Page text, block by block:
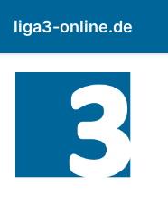
liga3-online.de